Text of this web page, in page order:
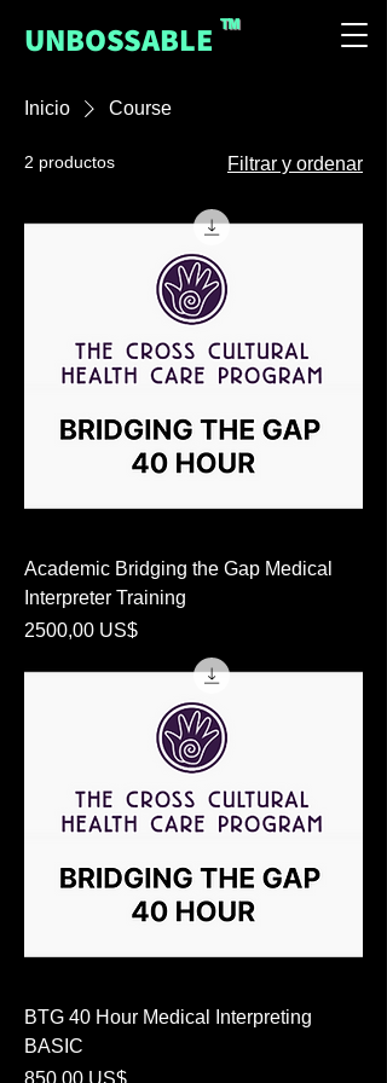
UNBOSSABLE ™
Inicio Course
2 productos Filtrar y ordenar
Academic Bridging the Gap Medical
Interpreter Training
Precio
2500,00 US$
BTG 40 Hour Medical Interpreting
BASIC
Precio
850,00 US$